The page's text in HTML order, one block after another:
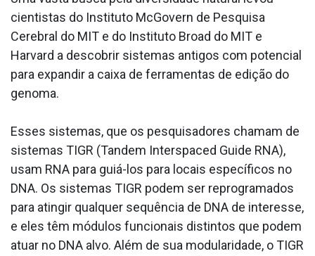
cientistas do Instituto McGovern de Pesquisa
Cerebral do MIT e do Instituto Broad do MIT e
Harvard a descobrir sistemas antigos com potencial
para expandir a caixa de ferramentas de edição do
genoma.
Esses sistemas, que os pesquisadores chamam de
sistemas TIGR (Tandem Interspaced Guide RNA),
usam RNA para guiá-los para locais específicos no
DNA. Os sistemas TIGR podem ser reprogramados
para atingir qualquer sequência de DNA de interesse,
e eles têm módulos funcionais distintos que podem
atuar no DNA alvo. Além de sua modularidade, o TIGR